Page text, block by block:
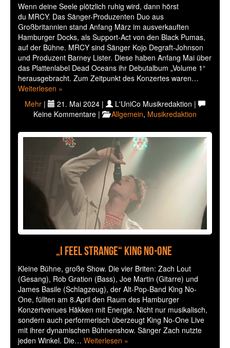
Wenn deine Seele plötzlich ruhig wird, dann hörst
du MRCY. Das Sänger-Produzenten Duo aus
Großbritannien stand Anfang März im ausverkauften
Hamburger Docks, als Support-Act von den Black Pumas,
auf der Bühne. MRCY sind Sänger Kojo Degraft-Johnson
und Produzent Barney Lister. Diese haben Anfang Mai über
das Plattenlabel Dead Oceans ihr Debutalbum „Volume 1“
herausgebracht. Zum Zeitpunkt des Konzertes waren…
Weiterlesen »
Mehr | 21. Mai 2024 |
L'UniCo Musikredaktion |
Keine Kommentare |
Allgemein, Musikredaktion
„I Feel Strange“ King No-One
Kleine Bühne, große Show. Die vier Briten: Zach Lout
(Gesang), Rob Gration (Bass), Joe Martin (Gitarre) und
James Basile (Schlagzeug), der Alt-Pop-Band King No-
One, füllten am 8.April den Raum des Hamburger
Konzertvenues Häkken mit Energie. Nicht nur musikalisch,
sondern auch performerisch überzeugt King No-One Live
mit ihrer dynamischen Bühnenshow. Sänger Zach nutzte
jeden Winkel. Die… Weiterlesen »